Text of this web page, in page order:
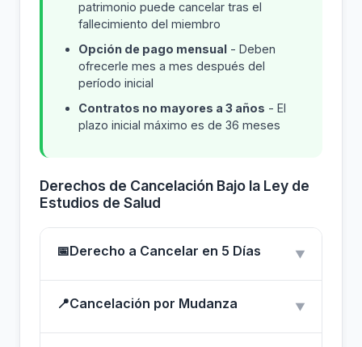
patrimonio puede cancelar tras el
fallecimiento del miembro
Opción de pago mensual - Deben
ofrecerle mes a mes después del
período inicial
Contratos no mayores a 3 años - El
plazo inicial máximo es de 36 meses
Derechos de Cancelación Bajo la Ley de
Estudios de Salud
📅Derecho a Cancelar en 5 Días ▼
📍Cancelación por Mudanza ▼